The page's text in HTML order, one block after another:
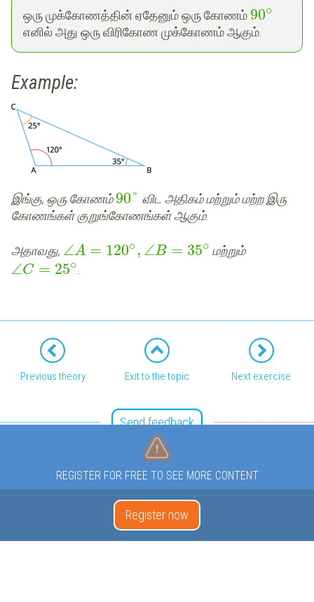
ஒரு முக்கோணத்தின் ஏதேனும் ஒரு கோணம் 90∘
எனில் அது ஒரு விரிகோண முக்கோணம் ஆகும்.
Example:
இங்கு, ஒரு கோணம்90° விட அதிகம் மற்றும் மற்ற இரு
கோணங்கள் குறுங்கோணங்கள் ஆகும்.
அதாவது, ∠A = 120∘, ∠B = 35∘ மற்றும்
∠C = 25∘
Previous theory Exit to the topic Next exercise
Send feedback
REGISTER FOR FREE TO SEE MORE CONTENT
Register now